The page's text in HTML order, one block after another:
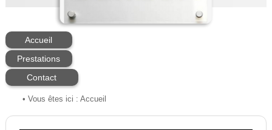
Accueil
Prestations
Contact
• Vous êtes ici : Accueil